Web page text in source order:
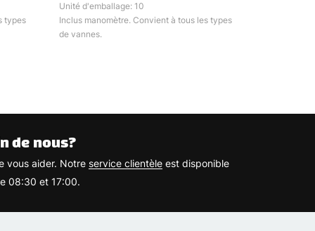
types
Unité d'emballage: 10
Inclus manomètre. Convient à tous les types
de vannes.
de nous?
vous aider. Notre service clientèle est disponible
08:30 et 17:00.